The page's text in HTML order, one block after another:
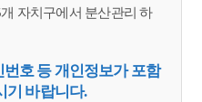
자치구에서 분산관리 하
호 등 개인정보가 포함
기 바랍니다.